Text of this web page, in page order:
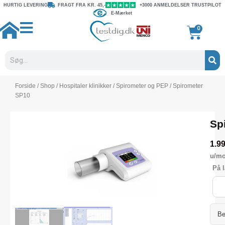
Gå
indholdet
HURTIG LEVERING FRAGT FRA KR. 45,-
+3000 ANMELDELSER TRUSTPILOT
E-Mærket
0
Kurv
Forside /Shop / Hospitaler klinikker /Spirometer og PEP / Spirometer
SP10
u/
På